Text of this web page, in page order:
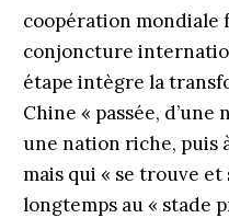
coopération mondiale
conjoncture
étape intègre la
Chine « passée, d’une
une nation riche, puis
mais qui « se trouve
longtemps au « stade